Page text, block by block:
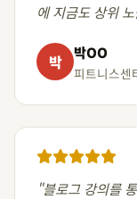
에 지금도 상위
박 박OO
피트니스센
"블로그 강의를